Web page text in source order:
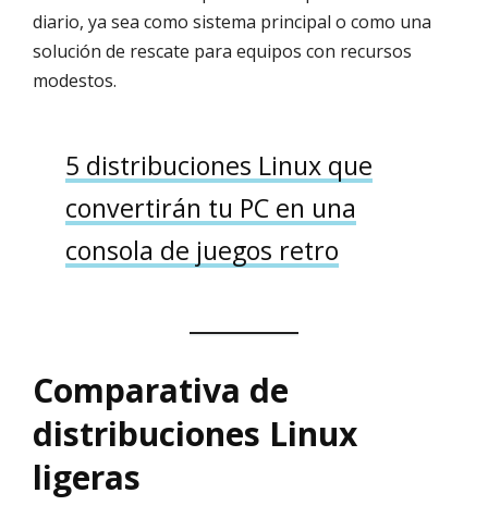
diario, ya sea como sistema principal o como una
solución de rescate para equipos con recursos
modestos.
5 distribuciones Linux que
convertirán tu PC en una
consola de juegos retro
Comparativa de
distribuciones Linux
ligeras